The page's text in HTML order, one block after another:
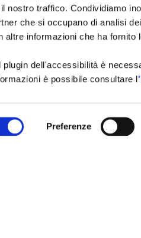
nostro traffico. Condividiamo
che si occupano di analisi
altre informazioni che ha
plugin dell'accessibilità è
è possibile consultare l
Preferenze
(RN)